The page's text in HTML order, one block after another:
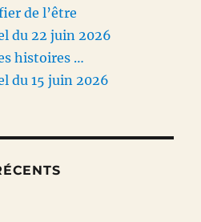
de l’être
du 22 juin 2026
histoires …
du 15 juin 2026